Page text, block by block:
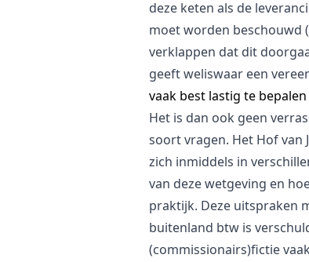
deze keten als de
moet worden beschouwd
verklappen dat dit
geeft weliswaar een
vaak best lastig te
Het is dan ook geen
soort vragen. Het Hof van
zich inmiddels in
van deze wetgeving en
praktijk. Deze uitspraken
buitenland btw is
(commissionairs)fictie